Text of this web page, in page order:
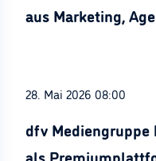
aus Marketing,
28. Mai 2026 08:00
dfv Mediengruppe
als